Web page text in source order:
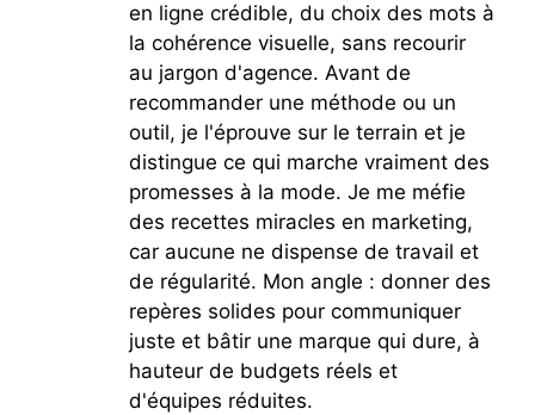
en ligne crédible, du choix des mots à
la cohérence visuelle, sans recourir
au jargon d'agence. Avant de
recommander une méthode ou un
outil, je l'éprouve sur le terrain et je
distingue ce qui marche vraiment des
promesses à la mode. Je me méfie
des recettes miracles en marketing,
car aucune ne dispense de travail et
de régularité. Mon angle : donner des
repères solides pour communiquer
juste et bâtir une marque qui dure, à
hauteur de budgets réels et
d'équipes réduites.